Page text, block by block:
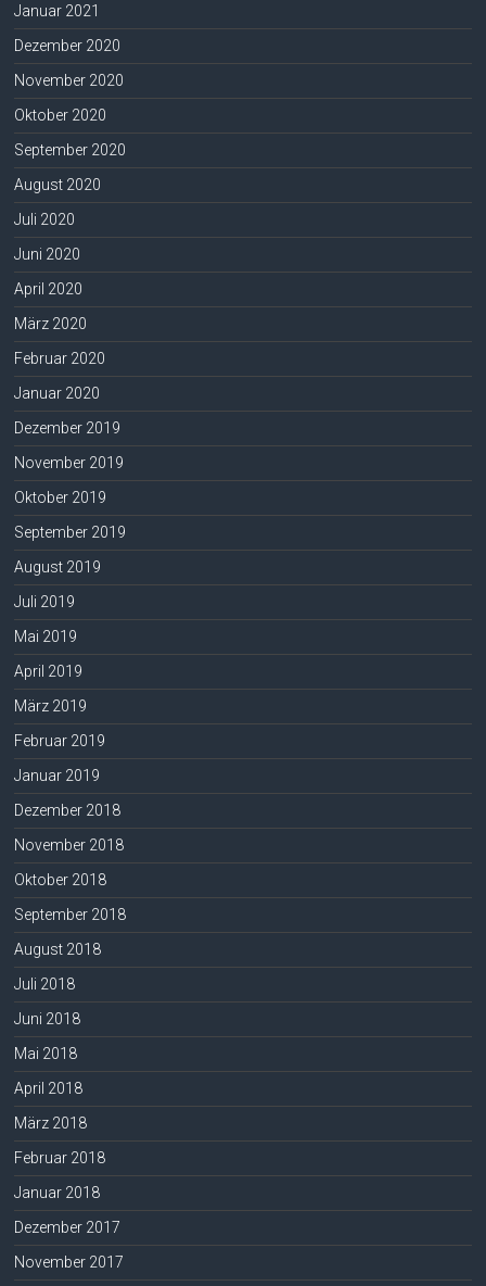
Januar 2021
Dezember 2020
November 2020
Oktober 2020
September 2020
August 2020
Juli 2020
Juni 2020
April 2020
März 2020
Februar 2020
Januar 2020
Dezember 2019
November 2019
Oktober 2019
September 2019
August 2019
Juli 2019
Mai 2019
April 2019
März 2019
Februar 2019
Januar 2019
Dezember 2018
November 2018
Oktober 2018
September 2018
August 2018
Juli 2018
Juni 2018
Mai 2018
April 2018
März 2018
Februar 2018
Januar 2018
Dezember 2017
November 2017